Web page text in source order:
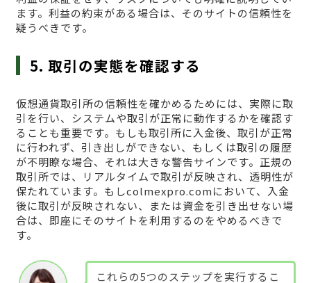
ます。利益の約束がある場合は、そのサイトの信頼性を
疑うべきです。
5. 取引の実態を確認する
仮想通貨取引所の信頼性を確かめるためには、実際に取
引を行い、システムや取引が正常に動作するかを確認す
ることも重要です。もしも取引所に入金後、取引が正常
に行われず、引き出しができない、もしくは取引の履歴
が不明瞭な場合、それは大きな警告サインです。正規の
取引所では、リアルタイムで取引が反映され、透明性が
保たれています。もしcolmexpro.comにおいて、入金
後に取引が反映されない、または資金を引き出せない場
合は、即座にそのサイトを利用するのをやめるべきで
す。
これらの5つのステップを実行するこ